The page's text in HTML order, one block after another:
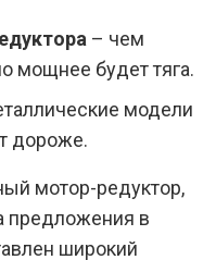
– чем
мощнее будет тяга.
модели
дороже.
мотор-редуктор,
предложения в
широкий